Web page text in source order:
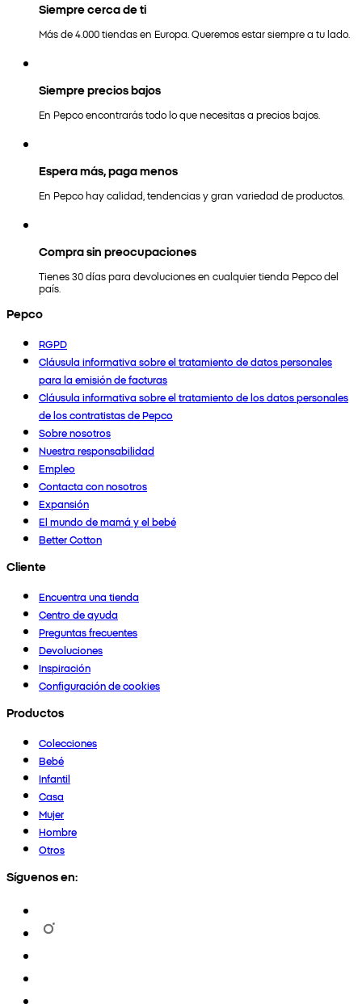
Siempre cerca de ti
Más de 4.000 tiendas en Europa. Queremos estar siempre a tu lado.
Siempre precios bajos
En Pepco encontrarás todo lo que necesitas a precios bajos.
Espera más, paga menos
En Pepco hay calidad, tendencias y gran variedad de productos.
Compra sin preocupaciones
Tienes 30 días para devoluciones en cualquier tienda Pepco del
país.
Pepco
RGPD
Cláusula informativa sobre el tratamiento de datos personales
para la emisión de facturas
Cláusula informativa sobre el tratamiento de los datos personales
de los contratistas de Pepco
Sobre nosotros
Nuestra responsabilidad
Empleo
Contacta con nosotros
Expansión
El mundo de mamá y el bebé
Better Cotton
Cliente
Encuentra una tienda
Centro de ayuda
Preguntas frecuentes
Devoluciones
Inspiración
Configuración de cookies
Productos
Colecciones
Bebé
Infantil
Casa
Mujer
Hombre
Otros
Síguenos en: